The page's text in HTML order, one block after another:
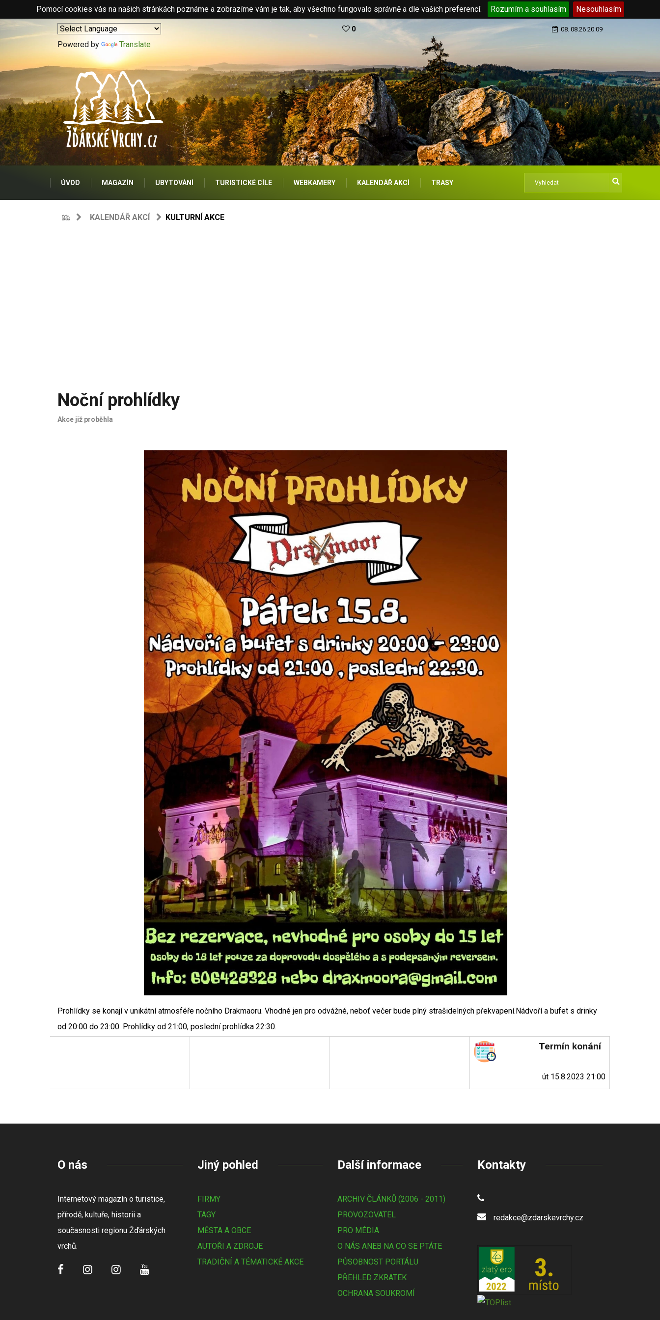
Pomocí cookies vás na našich stránkách poznáme a zobrazíme vám je tak, aby všechno fungovalo správně a dle vašich preferencí. Rozumím a souhlasím Nesouhlasím
Powered by Translate
0 08. 08.26 20:09
ÚVOD MAGAZÍN UBYTOVÁNÍ TURISTICKÉ CÍLE WEBKAMERY KALENDÁŘ AKCÍ TRASY
KALENDÁŘ AKCÍ KULTURNÍ AKCE
Noční prohlídky
Akce již proběhla
Prohlídky se konají v unikátní atmosféře nočního Drakmaoru. Vhodné jen pro odvážné, neboť večer bude plný strašidelných překvapení.Nádvoří a bufet s drinky
od 20:00 do 23:00. Prohlídky od 21:00, poslední prohlídka 22:30.
Termín konání
út 15.8.2023 21:00
O nás
Internetový magazín o turistice,
přírodě, kultuře, historii a
současnosti regionu Žďárských
vrchů.
Jiný pohled
FIRMY
TAGY
MĚSTA A OBCE
AUTOŘI A ZDROJE
TRADIČNÍ A TÉMATICKÉ AKCE
Další informace
ARCHIV ČLÁNKŮ (2006 - 2011)
PROVOZOVATEL
PRO MÉDIA
O NÁS ANEB NA CO SE PTÁTE
PŮSOBNOST PORTÁLU
PŘEHLED ZKRATEK
OCHRANA SOUKROMÍ
Kontakty
redakce@zdarskevrchy.cz